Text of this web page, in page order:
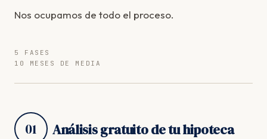
Nos ocupamos de todo el proceso.
5 FASES
10 MESES DE MEDIA
01 Análisis gratuito de tu hipoteca